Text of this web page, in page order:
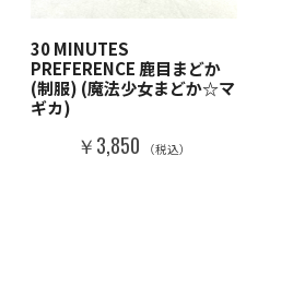
30 MINUTES
PREFERENCE 鹿目まどか
(制服) (魔法少女まどか☆マ
ギカ)
￥3,850 （税込）